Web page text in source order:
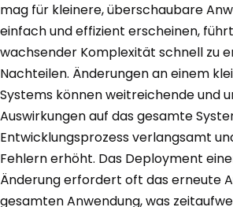
mag für kleinere, überschaubare
einfach und effizient erscheinen,
wachsender Komplexität schnell zu
Nachteilen. Änderungen an einem
Systems können weitreichende und
Auswirkungen auf das gesamte
Entwicklungsprozess verlangsamt
Fehlern erhöht. Das Deployment
Änderung erfordert oft das erneute
gesamten Anwendung, was